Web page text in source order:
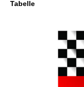
Tabelle